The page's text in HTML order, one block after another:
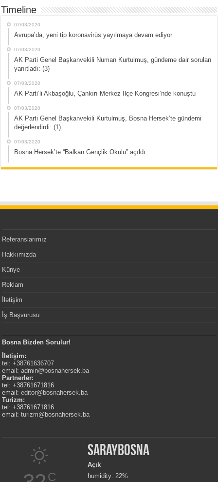
Timeline
07/03/2020
Avrupa’da, yeni tip koronavirüs yayılmaya devam ediyor
07/03/2020
AK Parti Genel Başkanvekili Numan Kurtulmuş, gündeme dair soruları
yanıtladı: (3)
07/03/2020
AK Parti’li Akbaşoğlu, Çankırı Merkez İlçe Kongresi’nde konuştu
07/03/2020
AK Parti Genel Başkanvekili Kurtulmuş, Bosna Hersek’te gündemi
değerlendirdi: (1)
07/03/2020
Bosna Hersek’te “Balkan Gençlik Okulu” açıldı
Referanslarımız
Hakkımızda
Künye
Reklam
İletişim
İş Başvurusu
Bosna Bizden Sorulur!
İletişim:
tel: +38761636707
email:admin@bosnahersek.ba
Partnerler:
tel: +38761671816
email:editor@bosnahersek.ba
Turizm:
tel: +38761671816
email:turizm@bosnahersek.ba
C
Saraybosna
Açık
humidity: 22%